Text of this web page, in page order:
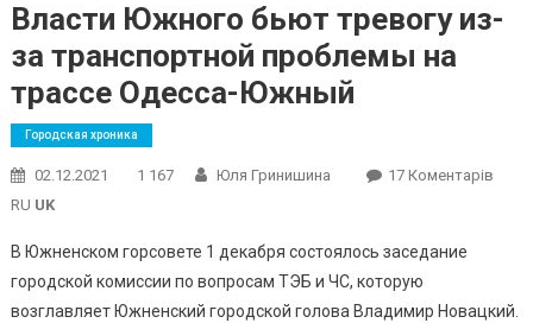
Власти Южного бьют тревогу из-
за транспортной проблемы на
трассе Одесса-Южный
Городская хроника
02.12.2021 1 167 Юля Гринишина 17 КоментарівДо
Из-
RU UK
В Южненском горсовете 1 декабря состоялось заседание
городской комиссии по вопросам ТЭБ и ЧС, которую
возглавляет Южненский городской голова Владимир Новацкий.